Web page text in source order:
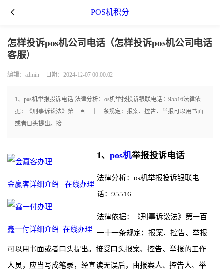
POS机积分
怎样投诉pos机公司电话（怎样投诉pos机公司电话
客服）
编辑：admin 日期：2024-12-07 00:00:02
1、pos机举报投诉电话 法律分析：os机举报投诉银联电话：95516法律依
据：《刑事诉讼法》第一百一十一条规定：报案、控告、举报可以用书面
或者口头提出。接
金赢客详细介绍 在线办理
鑫一付详细介绍 在线办理
1、 pos机举报投诉电话
法律分析：os机举报投诉银联电
话：95516
法律依据：《刑事诉讼法》第一百
一十一条规定：报案、控告、举报
可以用书面或者口头提出。接受口头报案、控告、举报的工作
人员，应当写成笔录，经宣读无误后，由报案人、控告人、举